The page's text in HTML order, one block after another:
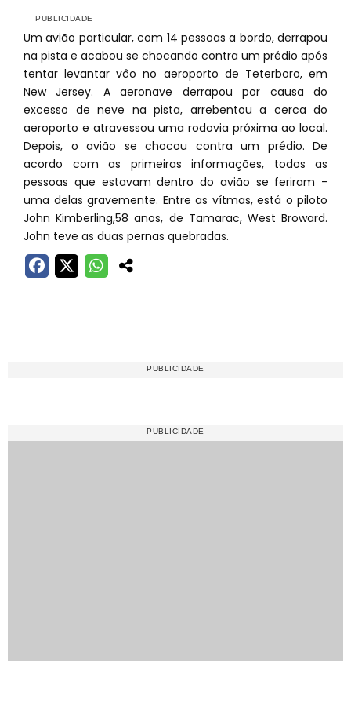
Um avião particular, com 14 pessoas a bordo, derrapou
na pista e acabou se chocando contra um prédio após
tentar levantar vôo no aeroporto de Teterboro, em
New Jersey. A aeronave derrapou por causa do
excesso de neve na pista, arrebentou a cerca do
aeroporto e atravessou uma rodovia próxima ao local.
Depois, o avião se chocou contra um prédio. De
acordo com as primeiras informações, todos as
pessoas que estavam dentro do avião se feriram -
uma delas gravemente. Entre as vítmas, está o piloto
John Kimberling,58 anos, de Tamarac, West Broward.
John teve as duas pernas quebradas.